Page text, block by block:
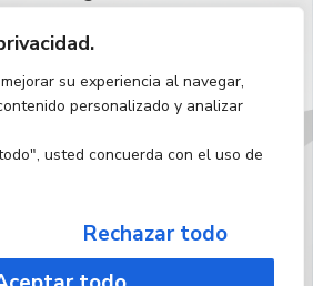
su experiencia al navegar,
personalizado y analizar
usted concuerda con el uso de
Rechazar todo
ITAIPU Binacional
todos los derechos